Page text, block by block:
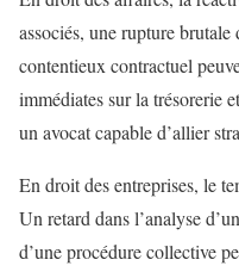
associés, une rupture
contentieux contractuel
immédiates sur la trésorerie
un avocat capable d’allier
En droit des entreprises, le
Un retard dans l’analyse
d’une procédure collective